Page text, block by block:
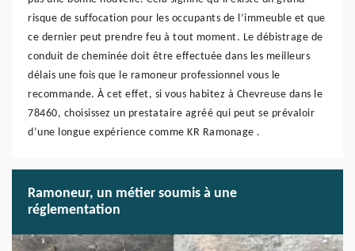
risque de suffocation pour les occupants de l’immeuble et que
ce dernier peut prendre feu à tout moment. Le débistrage de
conduit de cheminée doit être effectuée dans les meilleurs
délais une fois que le ramoneur professionnel vous le
recommande. À cet effet, si vous habitez à Chevreuse dans le
78460, choisissez un prestataire agréé qui peut se prévaloir
d’une longue expérience comme KR Ramonage .
Ramoneur, un métier soumis à une
réglementation